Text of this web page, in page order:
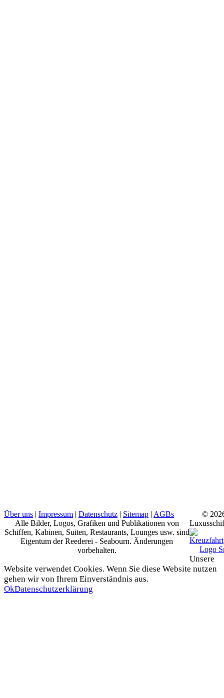
Über uns | Impressum | Datenschutz | Sitemap | AGBs
Alle Bilder, Logos, Grafiken und Publikationen von
Schiffen, Kabinen, Suiten, Restaurants, Lounges usw. sind
Eigentum der Reederei - Seabourn. Änderungen
vorbehalten.
©
Unsere
Website verwendet Cookies. Wenn Sie diese Website nutzen
gehen wir von Ihrem Einverständnis aus.
OkDatenschutzerklärung